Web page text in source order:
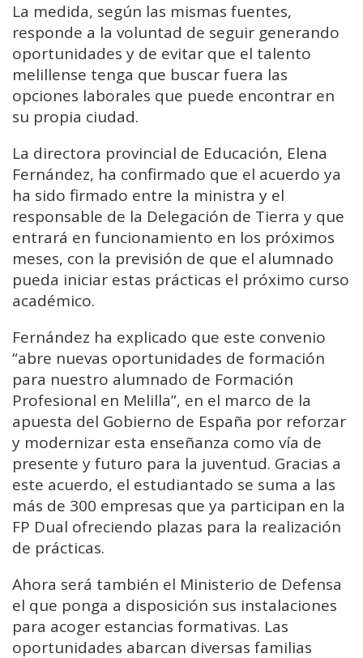
La medida, según las mismas fuentes,
responde a la voluntad de seguir generando
oportunidades y de evitar que el talento
melillense tenga que buscar fuera las
opciones laborales que puede encontrar en
su propia ciudad.
La directora provincial de Educación, Elena
Fernández, ha confirmado que el acuerdo ya
ha sido firmado entre la ministra y el
responsable de la Delegación de Tierra y que
entrará en funcionamiento en los próximos
meses, con la previsión de que el alumnado
pueda iniciar estas prácticas el próximo curso
académico.
Fernández ha explicado que este convenio
“abre nuevas oportunidades de formación
para nuestro alumnado de Formación
Profesional en Melilla”, en el marco de la
apuesta del Gobierno de España por reforzar
y modernizar esta enseñanza como vía de
presente y futuro para la juventud. Gracias a
este acuerdo, el estudiantado se suma a las
más de 300 empresas que ya participan en la
FP Dual ofreciendo plazas para la realización
de prácticas.
Ahora será también el Ministerio de Defensa
el que ponga a disposición sus instalaciones
para acoger estancias formativas. Las
oportunidades abarcan diversas familias